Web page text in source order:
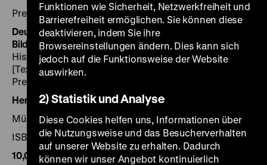
Prestel-Museumsführer
Deutsches Historisches Museum: deutsche Geschichte in
Bildern und Zeugnissen[Deutsch]/ Deutsches
Historisches Museum. Hrsg.: Leonore Koschnick.
[Textautoren: Nils Havemann ...]. – München u.a.:
Prestel, 2006. – 192 S.: zahlr. Ill., ISBN 3-7913-3274-0
Herausgegeben von:Leonore Koschnick
München u.a. 2006, 192 Seiten, Prestel
ISBN 3-7913-3274-0
10,00€
Funktionen wie Sicherheit, Netzwerkfreiheit und
Barrierefreiheit ermöglichen. Sie können diese
deaktivieren, indem Sie ihre
Browsereinstellungen ändern. Dies kann sich
jedoch auf die Funktionsweise der Website
auswirken.
2) Statistik und Analyse
Diese Cookies helfen uns, Informationen über
die Nutzungsweise und das Besucherverhalten
auf unserer Website zu erhalten. Dadurch
können wir unser Angebot kontinuierlich